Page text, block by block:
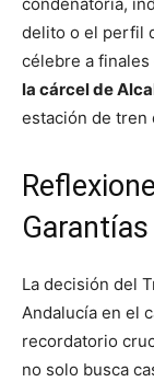
condenatoria,
delito o el perfil
célebre a
la cárcel de
estación de tren
La decisión del
Andalucía en el
recordatorio
no solo busca